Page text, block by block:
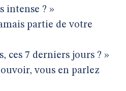
intense ? »
partie de votre
ces 7 derniers jours ? »
vous en parlez